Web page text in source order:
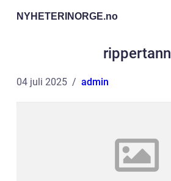
NYHETERINORGE.no
rippertann
04 juli 2025 admin